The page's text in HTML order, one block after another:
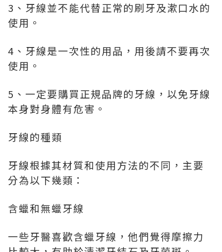
3、牙線並不能代替正常的刷牙及漱口水的
使用。
4、牙線是一次性的用品，用後請不要再次
使用。
5、一定要購買正規品牌的牙線，以免牙線
本身對身體有危害。
牙線的種類
牙線根據其材質和使用方法的不同，主要
分為以下幾類：
含蠟和無蠟牙線
一些牙醫喜歡含蠟牙線，他們覺得摩擦力